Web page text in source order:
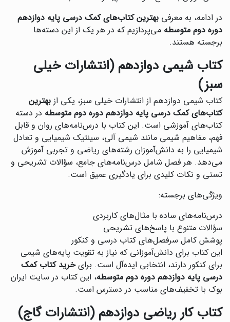
در ادامه، به معرفی بهترین کتاب‌های کمک درسی پایه دوازدهم
دوره دوم متوسطه می‌پردازیم که در هر یک از این دسته‌ها
برجسته هستند.
کتاب شیمی دوازدهم (انتشارات خیلی
سبز)
کتاب شیمی دوازدهم از انتشارات خیلی سبز، یکی از بهترین
کتاب‌های کمک درسی پایه دوازدهم دوره دوم متوسطه در دسته
کتاب‌های آموزشی است. این کتاب با درس‌نامه‌های روان و قابل
فهم، مفاهیم شیمی مانند شیمی آلی، سینتیک شیمیایی و تعادل
شیمیایی را به دانش‌آموزان رشته‌های ریاضی و تجربی آموزش
می‌دهد. هر فصل شامل درس‌نامه‌های جامع، سؤالات تشریحی و
تستی و نکات کلیدی برای یادگیری عمیق است.
ویژگی‌های برجسته:
درس‌نامه‌های ساده با مثال‌های کاربردی
سؤالات متنوع با پاسخ‌های تشریحی
پوشش کامل سرفصل‌های کتاب درسی و کنکور
این کتاب برای دانش‌آموزانی که نیاز به تقویت پایه‌های شیمی
برای کنکور دارند، انتخابی ایده‌آل است. برایخرید کتاب کمک
درسی پایه دوازدهم دوره دوم متوسطه، این کتاب در سایت ایران
بوک با تخفیف‌های مناسب در دسترس است.
کتاب کار ریاضی دوازدهم (انتشارات گاج)